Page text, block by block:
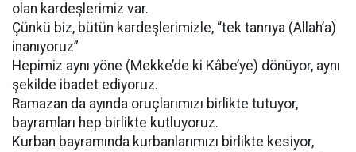
olan kardeşlerimiz var.
Çünkü biz, bütün kardeşlerimizle, “tek tanrıya (Allah’a)
inanıyoruz”
Hepimiz aynı yöne (Mekke’de ki Kâbe’ye) dönüyor, aynı
şekilde ibadet ediyoruz.
Ramazan da ayında oruçlarımızı birlikte tutuyor,
bayramları hep birlikte kutluyoruz.
Kurban bayramında kurbanlarımızı birlikte kesiyor,